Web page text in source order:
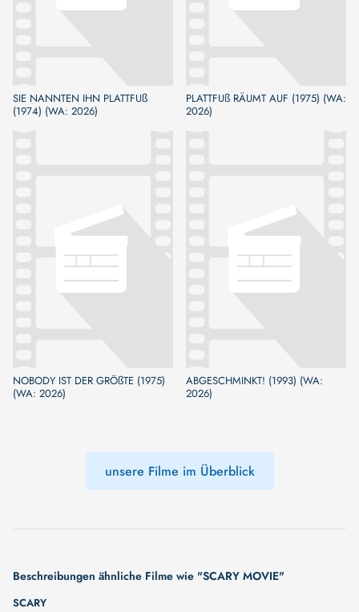
SIE NANNTEN IHN PLATTFUß
(1974) (WA: 2026)
PLATTFUß RÄUMT AUF (1975) (WA:
2026)
NOBODY IST DER GRÖßTE (1975)
(WA: 2026)
ABGESCHMINKT! (1993) (WA:
2026)
unsere Filme im Überblick
Beschreibungen ähnliche Filme wie "SCARY MOVIE"
SCARY